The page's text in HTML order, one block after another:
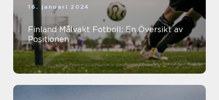
16. januari 2024
Finland Målvakt Fotboll: En Översikt av
Positionen